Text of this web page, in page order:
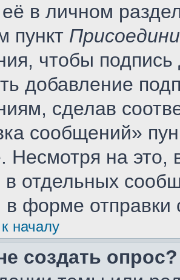
её в личном
пункт
чтобы
добавление
сделав
сообщений»
Несмотря на
в отдельных
в форме отправки
началу
создать опрос?